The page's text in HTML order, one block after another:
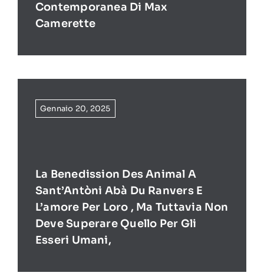
Contemporanea Di Max
Camerette
Gennaio 20, 2025
La Benedission Des Animal A
Sant’Antòni Abà Du Ranvers E
L’amore Per Loro , Ma Tuttavia Non
Deve Superare Quello Per Gli
Esseri Umani,